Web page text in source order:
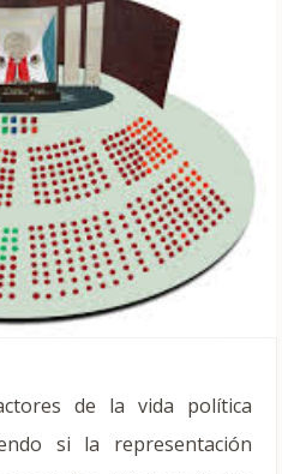
de la vida política
si la representación